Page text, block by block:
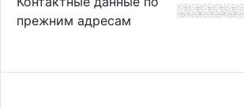
прежним адресам